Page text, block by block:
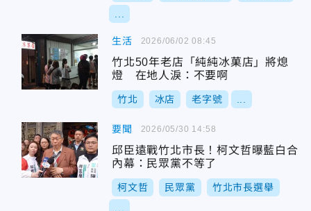
生活
竹北50年老店「純純冰菓店」將熄
燈 在地人淚：不要啊
竹北 冰店 老字號
2026/06/02 08:45
要聞
邱臣遠戰竹北市長！柯文哲曝藍白合
內幕：民眾黨不等了
柯文哲 民眾黨 竹北市長選舉
2026/05/30 14:58